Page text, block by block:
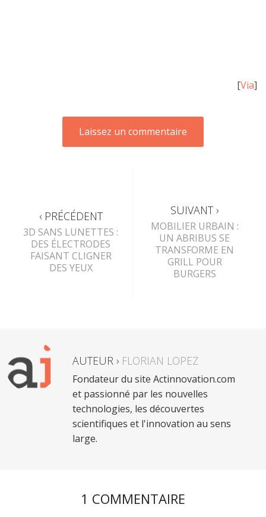
[Via]
‹ PRÉCÉDENT
3D SANS LUNETTES :
DES ÉLECTRODES
FAISANT CLIGNER
DES YEUX
SUIVANT ›
MOBILIER URBAIN :
UN ABRIBUS SE
TRANSFORME EN
GRILL POUR
BURGERS
AUTEUR › FLORIAN LOPEZ
Fondateur du site Actinnovation.com
et passionné par les nouvelles
technologies, les découvertes
scientifiques et l'innovation au sens
large.
1 COMMENTAIRE